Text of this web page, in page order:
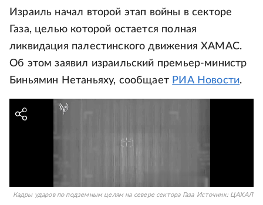
Израиль начал второй этап войны в секторе
Газа, целью которой остается полная
ликвидация палестинского движения ХАМАС.
Об этом заявил израильский премьер-министр
Биньямин Нетаньяху, сообщает РИА Новости.
Кадры ударов по подземным целям на севере сектора Газа Источник: ЦАХАЛ